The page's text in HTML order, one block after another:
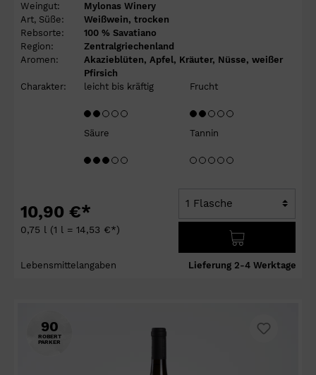
Weingut:
Mylonas Winery
Art, Süße:
Weißwein, trocken
Rebsorte:
100 % Savatiano
Region:
Zentralgriechenland
Aromen:
Akazieblüten, Apfel, Kräuter, Nüsse, weißer
Pfirsich
Charakter:
leicht bis kräftig Frucht
Säure Tannin
10,90 €*
0,75 l (1 l = 14,53 €*)
Lebensmittelangaben Lieferung 2-4 Werktage
90
ROBERT
PARKER